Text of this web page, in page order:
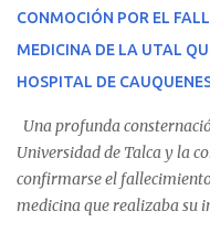
CONMOCIÓN POR EL
MEDICINA DE LA UTAL
HOSPITAL DE
Una profunda
Universidad de Talca y la
confirmarse el
medicina que realizaba su